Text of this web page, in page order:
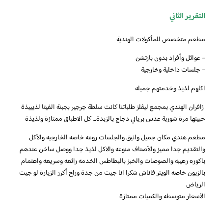
التقرير الثاني
مطعم متخصص للمأكولات الهندية
– عوائل وأفراد بدون بارتشن
– جلسات داخلية وخارجية
‏ زافران الهندي بمجمع ليڤلز طلباتنا كانت سلطة جرجير بجبنة الفيتا لذيييذة
حبيتها مرة شوربة عدس برياني دجاج بالزبدة… كل الاطباق ممتازة ولذيذة
مطعم هندي مكان جميل وانيق والجلسات روعه خاصه الخارجيه والأكل
والتقديم جدا مميز والأصناف منوعه والاكل لذيذ جدا ووصل ساخن عندهم
باكوره رهيبه والصوصات والخبز بالبطاطس الخدمه رائعه وسريعه واهتمام
بالزبون خاصه الويتر فاناش شكرا انا جيت من جدة وراح أكرر الزيارة لو جيت
الرياض
الأسعار متوسطه والكميات ممتازة